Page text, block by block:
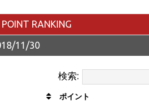
RANKING
11/30
検索:
ポイント